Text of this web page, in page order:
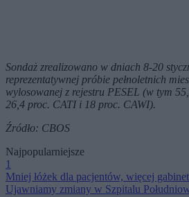
Sondaż zrealizowano w dniach 8-20
reprezentatywnej próbie pełnoletnich
wylosowanej z rejestru PESEL (w tym
26,4 proc. CATI i 18 proc. CAWI).
Źródło: CBOS
Najpopularniejsze
1
Mniej łóżek dla pacjentów, więcej
Ujawniamy zmiany w Szpitalu